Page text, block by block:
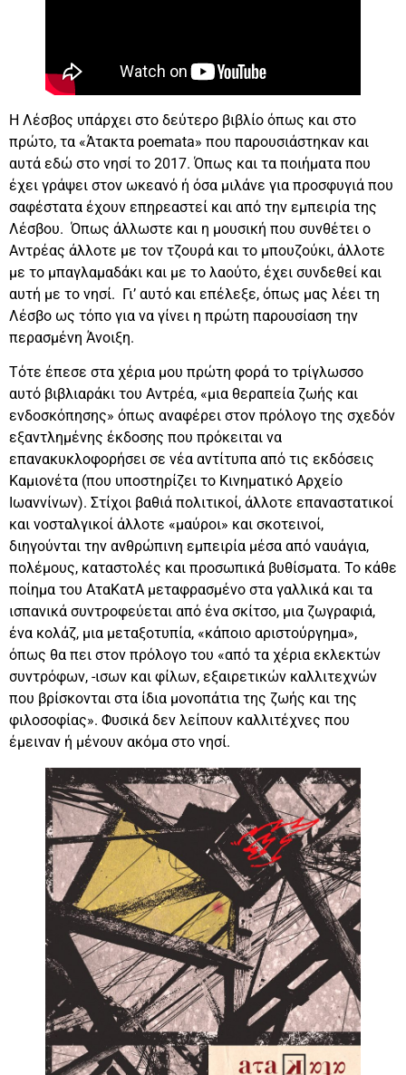
Η Λέσβος υπάρχει στο δεύτερο βιβλίο όπως και στο
πρώτο, τα «Άτακτα poemata» που παρουσιάστηκαν και
αυτά εδώ στο νησί το 2017. Όπως και τα ποιήματα που
έχει γράψει στον ωκεανό ή όσα μιλάνε για προσφυγιά που
σαφέστατα έχουν επηρεαστεί και από την εμπειρία της
Λέσβου. Όπως άλλωστε και η μουσική που συνθέτει ο
Αντρέας άλλοτε με τον τζουρά και το μπουζούκι, άλλοτε
με το μπαγλαμαδάκι και με το λαούτο, έχει συνδεθεί και
αυτή με το νησί. Γι’ αυτό και επέλεξε, όπως μας λέει τη
Λέσβο ως τόπο για να γίνει η πρώτη παρουσίαση την
περασμένη Άνοιξη.
Τότε έπεσε στα χέρια μου πρώτη φορά το τρίγλωσσο
αυτό βιβλιαράκι του Αντρέα, «μια θεραπεία ζωής και
ενδοσκόπησης» όπως αναφέρει στον πρόλογο της σχεδόν
εξαντλημένης έκδοσης που πρόκειται να
επανακυκλοφορήσει σε νέα αντίτυπα από τις εκδόσεις
Καμιονέτα (που υποστηρίζει το Κινηματικό Αρχείο
Ιωαννίνων). Στίχοι βαθιά πολιτικοί, άλλοτε επαναστατικοί
και νοσταλγικοί άλλοτε «μαύροι» και σκοτεινοί,
διηγούνται την ανθρώπινη εμπειρία μέσα από ναυάγια,
πολέμους, καταστολές και προσωπικά βυθίσματα. Το κάθε
ποίημα του ΑταΚατΑ μεταφρασμένο στα γαλλικά και τα
ισπανικά συντροφεύεται από ένα σκίτσο, μια ζωγραφιά,
ένα κολάζ, μια μεταξοτυπία, «κάποιο αριστούργημα»,
όπως θα πει στον πρόλογο του «από τα χέρια εκλεκτών
συντρόφων, -ισων και φίλων, εξαιρετικών καλλιτεχνών
που βρίσκονται στα ίδια μονοπάτια της ζωής και της
φιλοσοφίας». Φυσικά δεν λείπουν καλλιτέχνες που
έμειναν ή μένουν ακόμα στο νησί.